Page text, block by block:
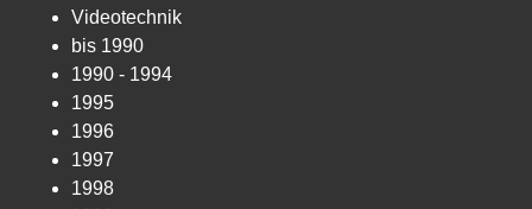
Videotechnik
bis 1990
1990 - 1994
1995
1996
1997
1998